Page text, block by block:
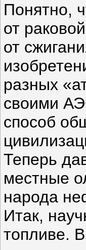
Понятно,
от
от
разных
своими
способ
Теперь
местные
народа
Итак,
топливе.